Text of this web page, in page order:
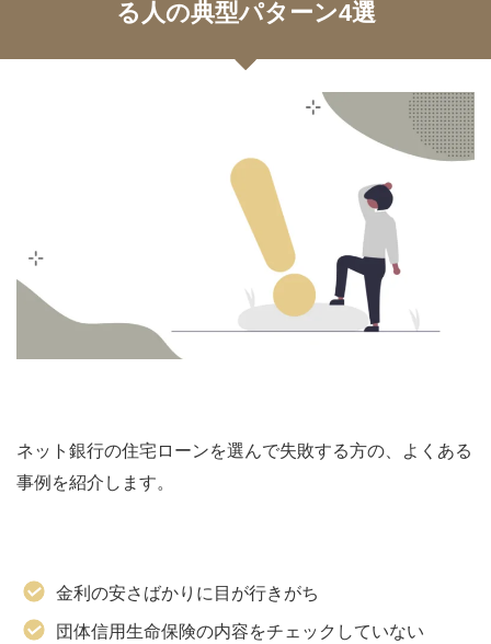
る人の典型パターン4選
ネット銀行の住宅ローンを選んで失敗する方の、よくある
事例を紹介します。
金利の安さばかりに目が行きがち
団体信用生命保険の内容をチェックしていない